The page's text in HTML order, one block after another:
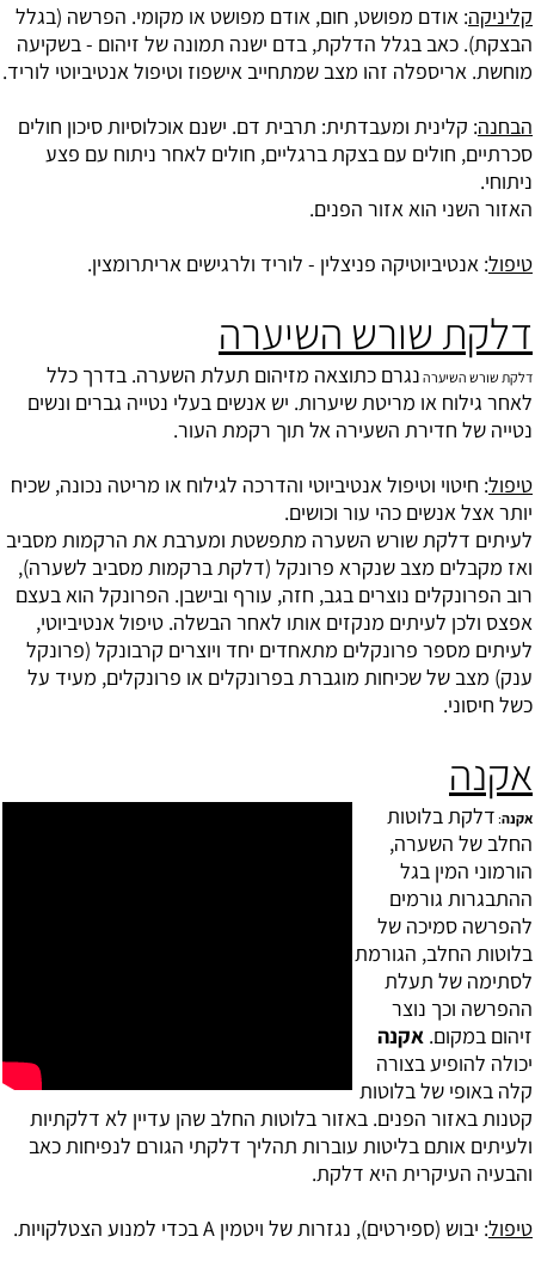
קליניקה: אודם מפושט, חום, אודם מפושט או מקומי. הפרשה (בגלל
הבצקת). כאב בגלל הדלקת, בדם ישנה תמונה של זיהום - בשקיעה
מוחשת. אריספלה זהו מצב שמתחייב אישפוז וטיפול אנטיביוטי לוריד.
הבחנה: קלינית ומעבדתית: תרבית דם. ישנם אוכלוסיות סיכון חולים
סכרתיים, חולים עם בצקת ברגליים, חולים לאחר ניתוח עם פצע
ניתוחי.
האזור השני הוא אזור הפנים.
טיפול: אנטיביוטיקה פניצלין - לוריד ולרגישים אריתרומצין.
דלקת שורש השיערה
דלקת שורש השיערה נגרם כתוצאה מזיהום תעלת השערה. בדרך כלל
לאחר גילוח או מריטת שיערות. יש אנשים בעלי נטייה גברים ונשים
נטייה של חדירת השעירה אל תוך רקמת העור.
טיפול: חיטוי וטיפול אנטיביוטי והדרכה לגילוח או מריטה נכונה, שכיח
יותר אצל אנשים כהי עור וכושים.
לעיתים דלקת שורש השערה מתפשטת ומערבת את הרקמות מסביב
ואז מקבלים מצב שנקרא פרונקל (דלקת ברקמות מסביב לשערה),
רוב הפרונקלים נוצרים בגב, חזה, עורף ובישבן. הפרונקל הוא בעצם
אפצס ולכן לעיתים מנקזים אותו לאחר הבשלה. טיפול אנטיביוטי,
לעיתים מספר פרונקלים מתאחדים יחד ויוצרים קרבונקל (פרונקל
ענק) מצב של שכיחות מוגברת בפרונקלים או פרונקלים, מעיד על
כשל חיסוני.
אקנה
אקנה: דלקת בלוטות
החלב של השערה,
הורמוני המין בגל
ההתבגרות גורמים
להפרשה סמיכה של
בלוטות החלב, הגורמת
לסתימה של תעלת
ההפרשה וכך נוצר
זיהום במקום. אקנה
יכולה להופיע בצורה
קלה באופי של בלוטות
קטנות באזור הפנים. באזור בלוטות החלב שהן עדיין לא דלקתיות
ולעיתים אותם בליטות עוברות תהליך דלקתי הגורם לנפיחות כאב
והבעיה העיקרית היא דלקת.
טיפול: יבוש (ספירטים), נגזרות של ויטמין A בכדי למנוע הצטלקויות.